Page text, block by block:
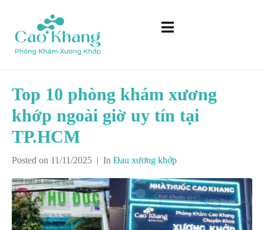
Top 10 phòng khám xương
khớp ngoài giờ uy tín tại
TP.HCM
Posted on 11/11/2025 In Đau xương khớp